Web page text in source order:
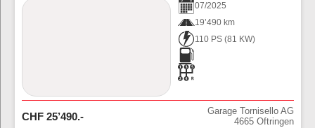
07/2025
19’490 km
110 PS (81 KW)
CHF 25’490.-
Garage Tornisello AG
4665 Oftringen